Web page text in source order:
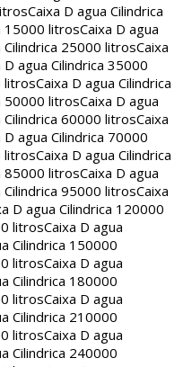
Caixa D agua Cilindrica
15000 litrosCaixa D agua
Cilindrica 25000 litrosCaixa
D agua Cilindrica 35000
litrosCaixa D agua Cilindrica
50000 litrosCaixa D agua
Cilindrica 60000 litrosCaixa
D agua Cilindrica 70000
litrosCaixa D agua Cilindrica
85000 litrosCaixa D agua
Cilindrica 95000 litrosCaixa
D agua Cilindrica 120000
litrosCaixa D agua
Cilindrica 150000
litrosCaixa D agua
Cilindrica 180000
litrosCaixa D agua
Cilindrica 210000
litrosCaixa D agua
Cilindrica 240000